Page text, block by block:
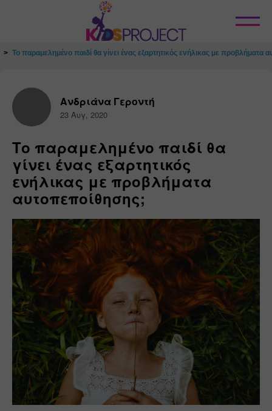
Κλείσιμο
Το παραμελημένο παιδί θα γίνει ένας εξαρτητικός ενήλικας με προβλήματα
Ανδριάνα Γεροντή
23 Αυγ, 2020
Το παραμελημένο παιδί θα
γίνει ένας εξαρτητικός
ενήλικας με προβλήματα
αυτοπεποίθησης;